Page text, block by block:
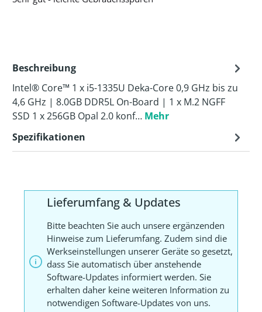
Beschreibung
Intel® Core™ 1 x i5-1335U Deka-Core 0,9 GHz bis zu
4,6 GHz | 8.0GB DDR5L On-Board | 1 x M.2 NGFF
SSD 1 x 256GB Opal 2.0 konf… Mehr
Spezifikationen
Lieferumfang & Updates
Bitte beachten Sie auch unsere ergänzenden
Hinweise zum Lieferumfang. Zudem sind die
Werkseinstellungen unserer Geräte so gesetzt,
dass Sie automatisch über anstehende
Software-Updates informiert werden. Sie
erhalten daher keine weiteren Information zu
notwendigen Software-Updates von uns.